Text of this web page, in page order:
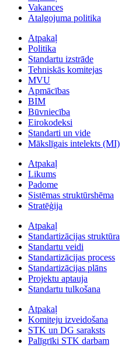
Vakances
Atalgojuma politika
Atpakaļ
Politika
Standartu izstrāde
Tehniskās komitejas
MVU
Apmācības
BIM
Būvniecība
Eirokodeksi
Standarti un vide
Mākslīgais intelekts (MI)
Atpakaļ
Likums
Padome
Sistēmas struktūrshēma
Stratēģija
Atpakaļ
Standartizācijas struktūra
Standartu veidi
Standartizācijas process
Standartizācijas plāns
Projektu aptauja
Standartu tulkošana
Atpakaļ
Komiteju izveidošana
STK un DG saraksts
Palīgrīki STK darbam